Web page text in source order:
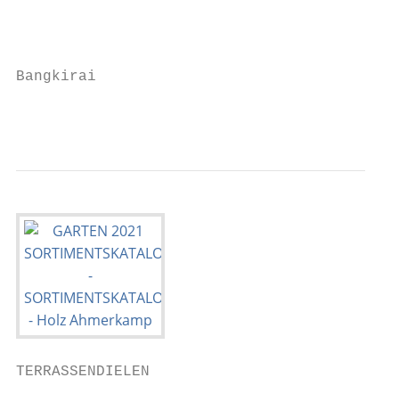
Bangkirai
TERRASSENDIELEN